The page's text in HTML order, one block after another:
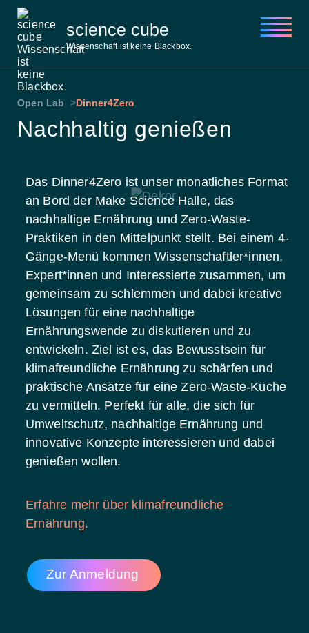
science cube
Wissenschaft ist keine Blackbox.
Über uns
Aktuelles
Open Academy
Kontakt
Open Lab Dinner4Zero
Nachhaltig genießen
Das Dinner4Zero ist unser monatliches Format
an Bord der Make Science Halle, das
nachhaltige Ernährung und Zero-Waste-
Praktiken in den Mittelpunkt stellt. Bei einem 4-
Gänge-Menü kommen Wissenschaftler*innen,
Expert*innen und Interessierte zusammen, um
gemeinsam zu schlemmen und dabei kreative
Lösungen für eine nachhaltige
Ernährungswende zu diskutieren und zu
entwickeln. Ziel ist es, das Bewusstsein für
klimafreundliche Ernährung zu schärfen und
praktische Ansätze für eine Zero-Waste-Küche
zu vermitteln. Perfekt für alle, die sich für
Umweltschutz, nachhaltige Ernährung und
innovative Konzepte interessieren und dabei
genießen wollen.
Erfahre mehr über klimafreundliche
Ernährung.
Zur Anmeldung